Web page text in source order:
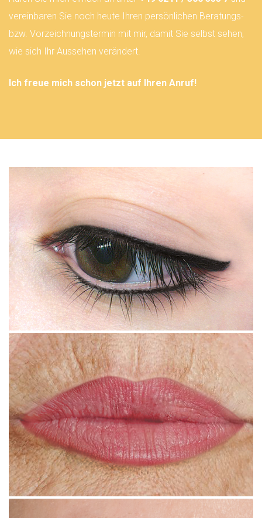
vereinbaren Sie noch heute Ihren persönlichen Beratungs-
bzw. Vorzeichnungstermin mit mir, damit Sie selbst sehen,
wie sich Ihr Aussehen verändert.
Ich freue mich schon jetzt auf Ihren Anruf!